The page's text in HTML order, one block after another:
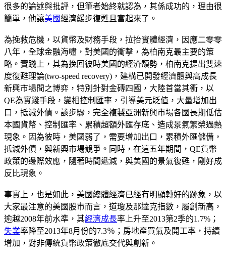
很多的論述與批評，但筆者始終就認為，其係成功的，理由很
簡單，他讓美國經濟緩步復甦且富起來了。
為挽救危機，以貨幣及財務手段，拉抬實體經濟，因應二零零
八年，全球金融海嘯，對美國的衝擊，為柏南克最主要的策
略。實踐上，其為挽回彼時美國的經濟頹勢，柏南克提出雙速
度復甦理論(two-speed recovery)，建構已開發經濟體與高成長
新興市場間之博弈，特別針對金磚四國，大陸首當其衝，以
QE為實踐手段，變相控制匯率，引導美元貶值，大量增加出
口，抵減外債。該步驟，完全複製亞洲新興市場各國長期低估
本國貨幣、控制匯率、累積超額外匯存底、造成景氣繁榮過熱
現象。因為彼時，美國弱了，需要增加出口，累積外匯儲備，
抵減外債，與新興市場競爭。同時，在這五年期間，QE貨幣
政策的邊際效應，隨著時間遞減，與美國的景氣復甦，剛好成
反比現象。
事實上，也是如此，美國總體經濟已經有明顯轉好的跡象，以
大家最注意的美國股市而言，道瓊及那達克指數，履創新高，
逾越2008年前水準，其經濟成長率上升至2013第2季的1.7%；
失業率降至2013年8月份的7.3％；房地產買氣及開工率，持續
增加，對非傳統貨幣政策徹底交代與創新。